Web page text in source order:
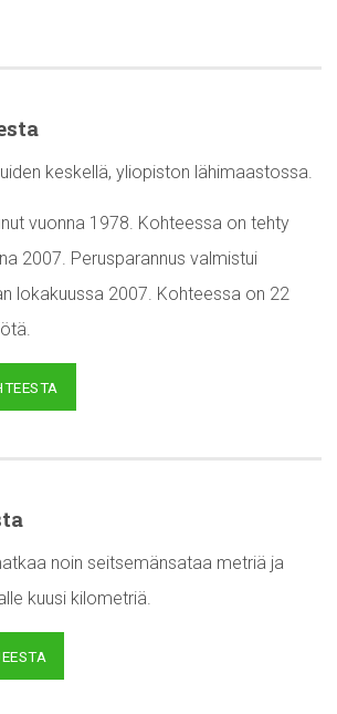
keskellä, yliopiston lähimaastossa.
vuonna 1978. Kohteessa on tehty
2007. Perusparannus valmistui
lokakuussa 2007. Kohteessa on 22
noin seitsemänsataa metriä ja
kuusi kilometriä.